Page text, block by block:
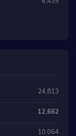
24,813
12,662
10,064